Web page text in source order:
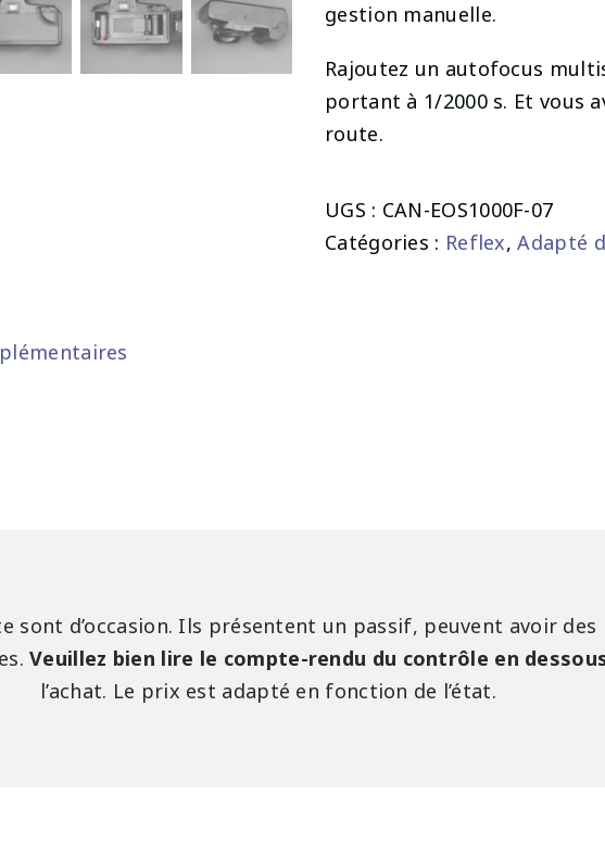
gestion manuelle.
Rajoutez un autofocus
portant à 1/2000 s. Et vous
route.
UGS : CAN-EOS1000F-07
Catégories : Reflex,Adapté
sont d’occasion. Ils présentent un passif, peuvent avoir
Veuillez bien lire le compte-rendu du contrôle en
l’achat. Le prix est adapté en fonction de l’état.